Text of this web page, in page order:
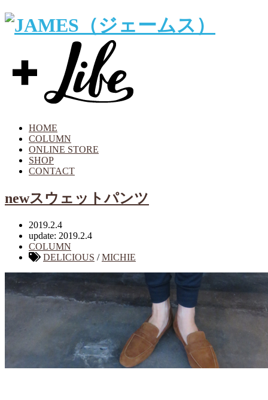
HOME
COLUMN
ONLINE STORE
SHOP
CONTACT
newスウェットパンツ
2019.2.4
update: 2019.2.4
COLUMN
DELICIOUS /MICHIE